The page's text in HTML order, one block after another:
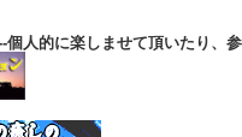
個人的に楽しませて頂いたり、